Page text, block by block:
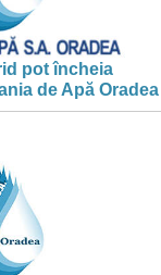
pot încheia
de Apă Oradea